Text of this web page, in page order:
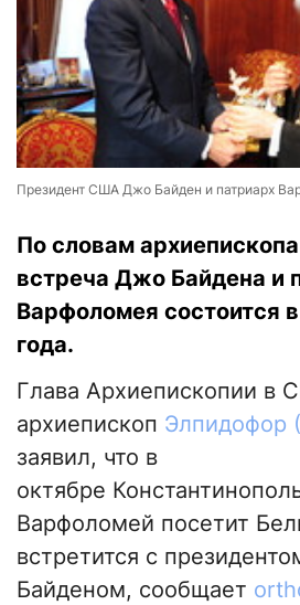
Президент США Джо Байден и патриарх
По словам
встреча Джо Байдена и
Варфоломея состоится
года.
Глава Архиепископии в
архиепископ Элпидофор
заявил, что в
октябре
Варфоломей посетит
встретится с
Байденом, сообщает